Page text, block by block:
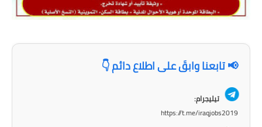
نتائج الامتحانات
المرحلة المتوسطة📢 تابعنا وابقَ على اطلاع دائم 👇
تيليجرام:
https://t.me/iraqjobs2019